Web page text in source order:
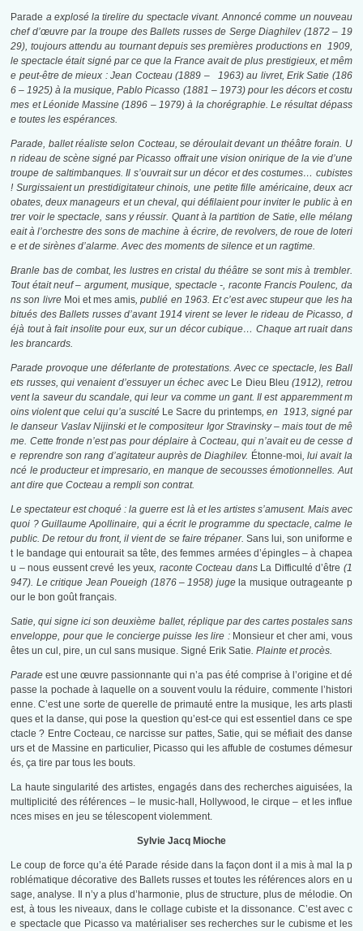
Parade a explosé la tirelire du spectacle vivant. Annoncé comme un nouveau
chef d’œuvre par la troupe des Ballets russes de Serge Diaghilev (1872 – 19
29), toujours attendu au tournant depuis ses premières productions en 1909,
le spectacle était signé par ce que la France avait de plus prestigieux, et mêm
e peut-être de mieux : Jean Cocteau (1889 – 1963) au livret, Erik Satie (186
6 – 1925) à la musique, Pablo Picasso (1881 – 1973) pour les décors et costu
mes et Léonide Massine (1896 – 1979) à la chorégraphie. Le résultat dépass
e toutes les espérances.
Parade, ballet réalisteselon Cocteau, se déroulait devant un théâtre forain. U
n rideau de scène signé par Picasso offrait une vision onirique de la vie d’une
troupe de saltimbanques. Il s’ouvrait sur un décor et des costumes… cubistes
! Surgissaient un prestidigitateur chinois, une petite fille américaine, deux acr
obates, deux manageurs et un cheval, qui défilaient pour inviter le public à en
trer voir le spectacle, sans y réussir. Quant à la partition de Satie, elle mélang
eait à l’orchestre des sons de machine à écrire, de revolvers, de roue de loteri
e et de sirènes d’alarme. Avec des moments de silence et un ragtime.
Branle bas de combat, les lustres en cristal du théâtre se sont mis à trembler.
Tout était neuf – argument, musique, spectacle -, raconte Francis Poulenc, da
ns son livre Moi et mes amis, publié en 1963. Et c’est avec stupeur que les ha
bitués des Ballets russes d’avant 1914 virent se lever le rideau de Picasso, d
éjà tout à fait insolite pour eux, sur un décor cubique… Chaque art ruait dans
les brancards.
Parade provoque une déferlante de protestations. Avec ce spectacle, les Ball
ets russes, qui venaient d’essuyer un échec avec Le Dieu Bleu (1912), retrou
vent la saveur du scandale, qui leur va comme un gant. Il est apparemment m
oins violent que celui qu’a suscité Le Sacre du printemps, en 1913, signé par
le danseur Vaslav Nijinski et le compositeur Igor Stravinsky – mais tout de mê
me. Cette fronde n’est pas pour déplaire à Cocteau, qui n’avait eu de cesse d
e reprendre son rang d’agitateur auprès de Diaghilev. Étonne-moi, lui avait la
ncé le producteur et impresario, en manque de secousses émotionnelles. Aut
ant dire que Cocteau a rempli son contrat.
Le spectateur est choqué : la guerre est là et les artistes s’amusent. Mais avec
quoi ? Guillaume Apollinaire, qui a écrit le programme du spectacle, calme le
public. De retour du front, il vient de se faire trépaner. Sans lui, son uniforme e
t le bandage qui entourait sa tête, des femmes armées d’épingles – à chapea
u – nous eussent crevé les yeux, raconte Cocteau dans La Difficulté d’être (1
947). Le critique Jean Poueigh (1876 – 1958) juge la musique outrageante p
our le bon goût français.
Satie, qui signe ici son deuxième ballet, réplique par des cartes postales sans
enveloppe, pour que le concierge puisse les lire : Monsieur et cher ami, vous
êtes un cul, pire, un cul sans musique. Signé Erik Satie. Plainte et procès.
Paradeest une œuvre passionnante qui n’a pas été comprise à l’origine et dé
passe la pochade à laquelle on a souvent voulu la réduire, commente l’histori
enne. C’est une sorte de querelle de primauté entre la musique, les arts plasti
ques et la danse, qui pose la question qu’est-ce qui est essentiel dans ce spe
ctacle ? Entre Cocteau, ce narcisse sur pattes, Satie, qui se méfiait des danse
urs et de Massine en particulier, Picasso qui les affuble de costumes démesur
és, ça tire par tous les bouts.
La haute singularité des artistes, engagés dans des recherches aiguisées, la
multiplicité des références – le music-hall, Hollywood, le cirque – et les influe
nces mises en jeu se télescopent violemment.
Sylvie Jacq Mioche
Le coup de force qu’a été Parade réside dans la façon dont il a mis à mal la p
roblématique décorative des Ballets russes et toutes les références alors en u
sage, analyse. Il n’y a plus d’harmonie, plus de structure, plus de mélodie. On
est, à tous les niveaux, dans le collage cubiste et la dissonance. C’est avec c
e spectacle que Picasso va matérialiser ses recherches sur le cubisme et les